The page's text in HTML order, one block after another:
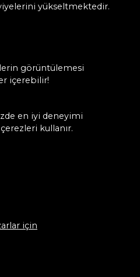
yükseltmektedir.
görüntülemesi
içerebilir!
en iyi deneyimi
kullanır.
için